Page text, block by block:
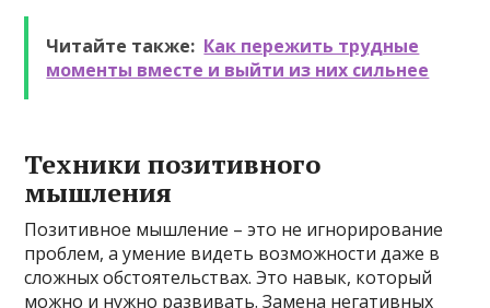
Читайте также: Как пережить трудные
моменты вместе и выйти из них сильнее
Техники позитивного
мышления
Позитивное мышление – это не игнорирование
проблем, а умение видеть возможности даже в
сложных обстоятельствах. Это навык, который
можно и нужно развивать. Замена негативных